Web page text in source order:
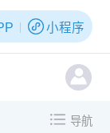
小程序
导航